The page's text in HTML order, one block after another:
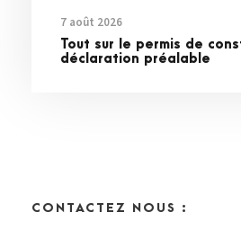
7 août 2026
Tout sur le permis de
déclaration préalable
CONTACTEZ NOUS :